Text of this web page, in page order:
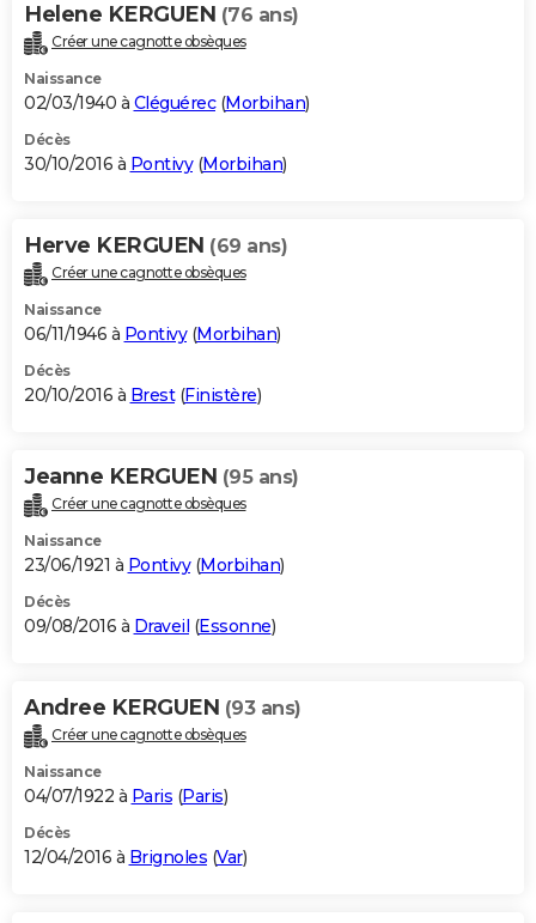
Helene KERGUEN (76 ans)
Créer une cagnotte obsèques
Naissance
02/03/1940 à Cléguérec(Morbihan)
Décès
30/10/2016 à Pontivy(Morbihan)
Herve KERGUEN (69 ans)
Créer une cagnotte obsèques
Naissance
06/11/1946 à Pontivy(Morbihan)
Décès
20/10/2016 à Brest(Finistère)
Jeanne KERGUEN (95 ans)
Créer une cagnotte obsèques
Naissance
23/06/1921 à Pontivy(Morbihan)
Décès
09/08/2016 à Draveil (Essonne)
Andree KERGUEN (93 ans)
Créer une cagnotte obsèques
Naissance
04/07/1922 à Paris (Paris)
Décès
12/04/2016 à Brignoles (Var)